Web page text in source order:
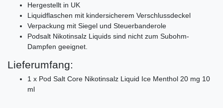
Hergestellt in UK
Liquidflaschen mit kindersicherem Verschlussdeckel
Verpackung mit Siegel und Steuerbanderole
Podsalt Nikotinsalz Liquids sind nicht zum Subohm-
Dampfen geeignet.
Lieferumfang:
1 x Pod Salt Core Nikotinsalz Liquid Ice Menthol 20 mg 10
ml